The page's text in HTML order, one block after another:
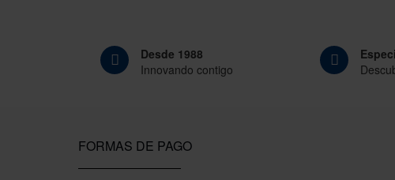
Desde 1988
Innovando contigo
FORMAS DE PAGO